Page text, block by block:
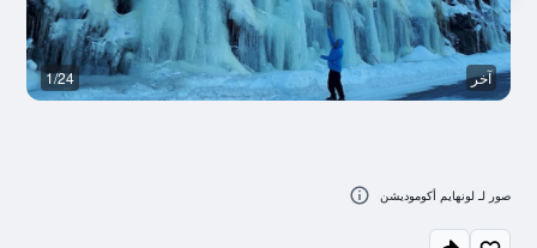
آخر 1/24
صور لـ لونهايم أكوموديشن